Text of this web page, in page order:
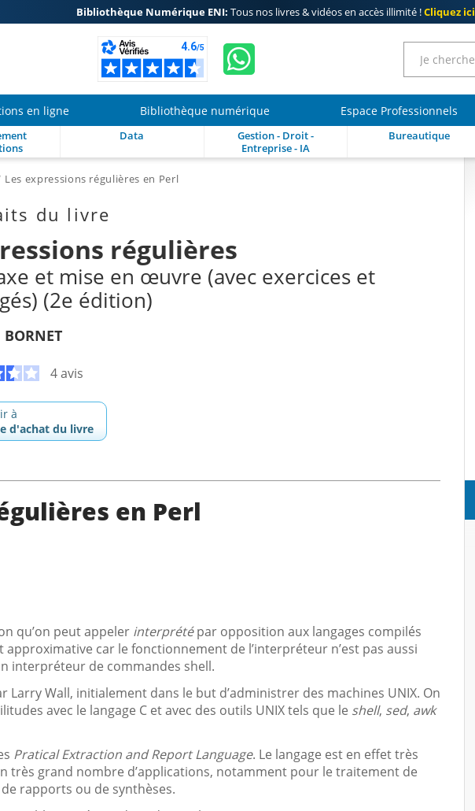
Bibliothèque Numérique ENI: Tous nos livres & vidéos en accès illimité !Cliquez ici
en ligne Bibliothèque numérique Espace Professionnels
Data
Gestion - Droit -
Entreprise - IA
Bureautique
Les expressions régulières en Perl
du livre
régulières
et mise en œuvre (avec exercices et
(2e édition)
BORNET
4 avis
à
d'achat du livre
en Perl
qu’on peut appeler interprétépar opposition aux langages compilés
car le fonctionnement de l’interpréteur n’est pas aussi
interpréteur de commandes shell.
Larry Wall, initialement dans le but d’administrer des machines UNIX. On
avec le langage C et avec des outils UNIX tels que le shell, sed, awk
Pratical Extraction and Report Language. Le langage est en effet très
très grand nombre d’applications, notamment pour le traitement de
rapports ou de synthèses.